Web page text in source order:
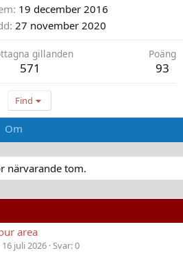
19 december 2016
27 november 2020
gillanden
571
Poäng
93
Find
Om
närvarande tom.
area
16 juli 2026 Svar: 0